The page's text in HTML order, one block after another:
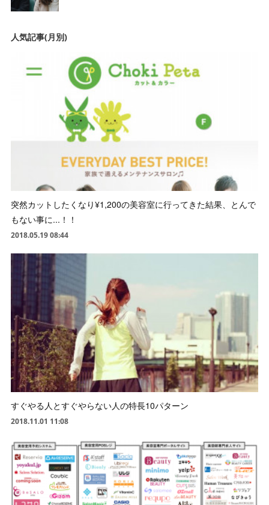
人気記事(月別)
突然カットしたくなり¥1,200の美容室に行ってきた結果、とんで
もない事に...！！
2018.05.19 08:44
すぐやる人とすぐやらない人の特長10パターン
2018.11.01 11:08